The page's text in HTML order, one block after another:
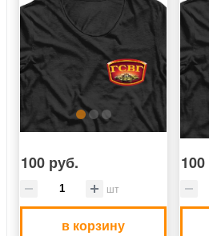
100 руб.
шт
в корзину